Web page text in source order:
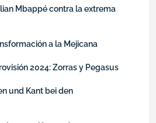
Mbappé contra la extrema
a la Mejicana
2024: Zorras y Pegasus
und Kant bei den